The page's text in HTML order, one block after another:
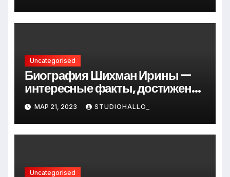
Uncategorised
Биография Шихман Ирины —
интересные факты, достижения
и путь к успеху
МАР 21, 2023 STUDIOHALLO_
Uncategorised